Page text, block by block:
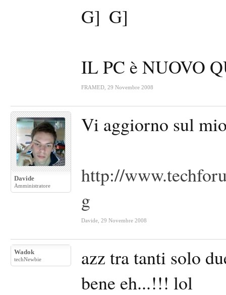
IL PC è NUOVO
FRAMED 29 Novembre 2008
Davide
Amministratore
Vi aggiorno sul
http://
g
Davide 29 Novembre 2008
Wadok
techNewbie
azz tra tanti solo
bene eh...!!! lol